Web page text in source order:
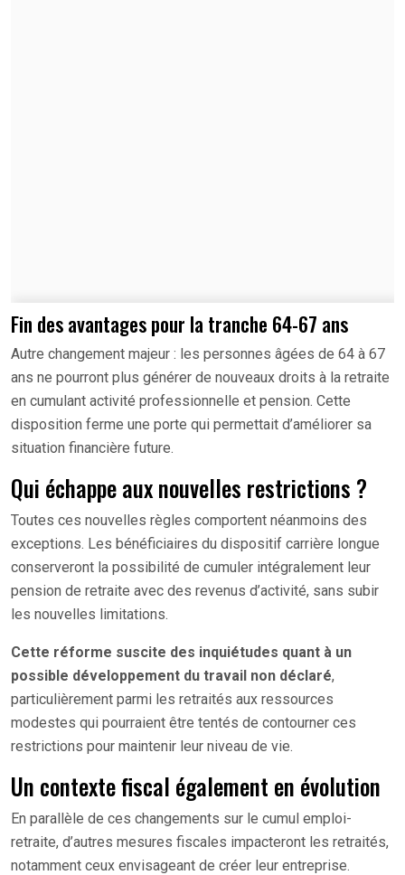
Fin des avantages pour la tranche 64-67 ans
Autre changement majeur : les personnes âgées de 64 à 67
ans ne pourront plus générer de nouveaux droits à la retraite
en cumulant activité professionnelle et pension. Cette
disposition ferme une porte qui permettait d’améliorer sa
situation financière future.
Qui échappe aux nouvelles restrictions ?
Toutes ces nouvelles règles comportent néanmoins des
exceptions. Les bénéficiaires du dispositif carrière longue
conserveront la possibilité de cumuler intégralement leur
pension de retraite avec des revenus d’activité, sans subir
les nouvelles limitations.
Cette réforme suscite des inquiétudes quant à un
possible développement du travail non déclaré,
particulièrement parmi les retraités aux ressources
modestes qui pourraient être tentés de contourner ces
restrictions pour maintenir leur niveau de vie.
Un contexte fiscal également en évolution
En parallèle de ces changements sur le cumul emploi-
retraite, d’autres mesures fiscales impacteront les retraités,
notamment ceux envisageant de créer leur entreprise.